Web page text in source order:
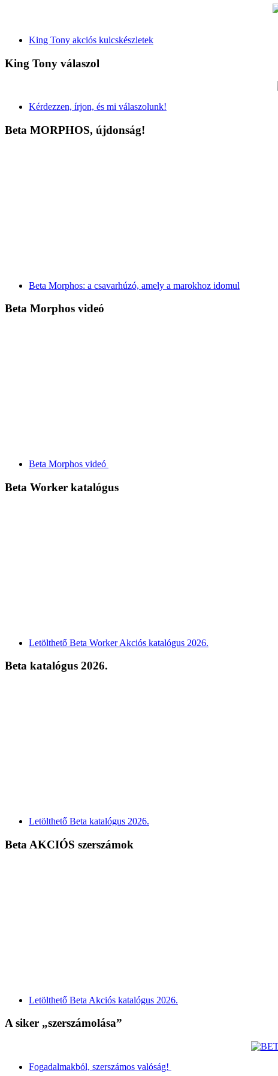
King Tony akciós kulcskészletek
King Tony válaszol
Kérdezzen, írjon, és mi válaszolunk!
Beta MORPHOS, újdonság!
Beta Morphos: a csavarhúzó, amely a marokhoz idomul
Beta Morphos videó
Beta Morphos videó
Beta Worker katalógus
Letölthető Beta Worker Akciós katalógus 2026.
Beta katalógus 2026.
Letölthető Beta katalógus 2026.
Beta AKCIÓS szerszámok
Letölthető Beta Akciós katalógus 2026.
A siker „szerszámolása”
Fogadalmakból, szerszámos valóság!